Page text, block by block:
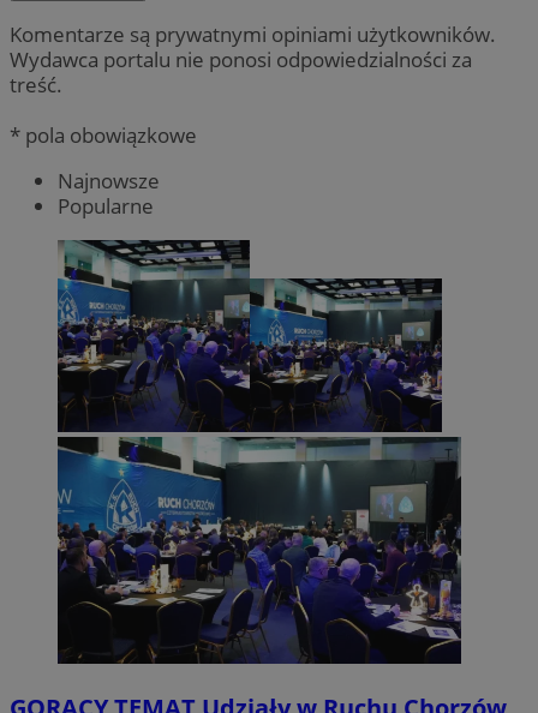
Komentarze są prywatnymi opiniami użytkowników.
Wydawca portalu nie ponosi odpowiedzialności za
treść.
* pola obowiązkowe
Najnowsze
Popularne